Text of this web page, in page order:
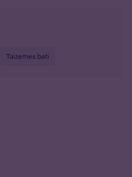
Taizemes bati